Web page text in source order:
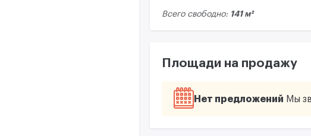
Всего свободно: 141 м²
Площади на продажу
Нет предложений Мы